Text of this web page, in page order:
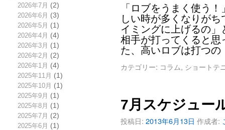
2026年7月 (2)
2026年6月 (3)
2026年5月 (1)
2026年4月 (4)
2026年3月 (1)
2026年2月 (2)
2026年1月 (4)
2025年11月 (1)
2025年10月 (1)
2025年9月 (1)
2025年8月 (1)
2025年7月 (2)
2025年6月 (1)
「ロブをうまく使う
しい時が多くなりが
イミングに上げるの
相手が打ってくると
た、高いロブは打つ
カテゴリー: コラム, ショートテ
7月スケジュー
投稿日: 2013年6月13日 作成者: